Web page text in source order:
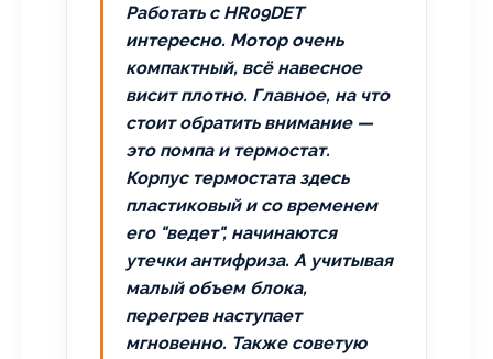
Работать с HR09DET
интересно. Мотор очень
компактный, всё навесное
висит плотно. Главное, на что
стоит обратить внимание —
это помпа и термостат.
Корпус термостата здесь
пластиковый и со временем
его "ведет", начинаются
утечки антифриза. А учитывая
малый объем блока,
перегрев наступает
мгновенно. Также советую